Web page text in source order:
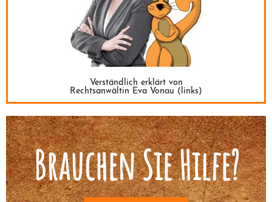
Verständlich erklärt von
Rechtsanwältin Eva Vonau (links)
Brauchen Sie Hilfe?